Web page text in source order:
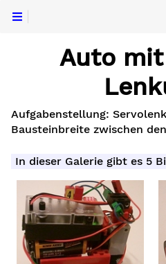
Auto
Aufgabenstellung:
Bausteinbreite zwischen
In dieser Galerie gibt es 5